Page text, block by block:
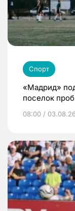
Спорт
«Мадрид»
поселок
08:00 / 03.08.26